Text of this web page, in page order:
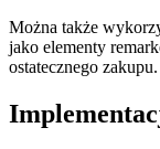
Można także
jako elementy
ostatecznego zakupu.